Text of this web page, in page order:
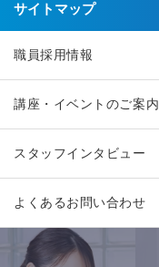
サイトマップ
職員採用情報
講座・イベントのご案内
スタッフインタビュー
よくあるお問い合わせ